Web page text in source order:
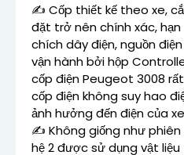
✍️ Cốp thiết kế theo xe,
đặt trở nên chính xác,
chích dây điện, nguồn
vận hành bởi hộp
cốp điện Peugeot 3008
cốp điện không suy hao
ảnh hưởng đến điện của xe
✍️ Không giống như phiên
hệ 2 được sử dụng vật